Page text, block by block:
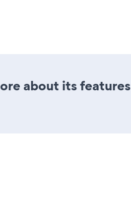
about its features